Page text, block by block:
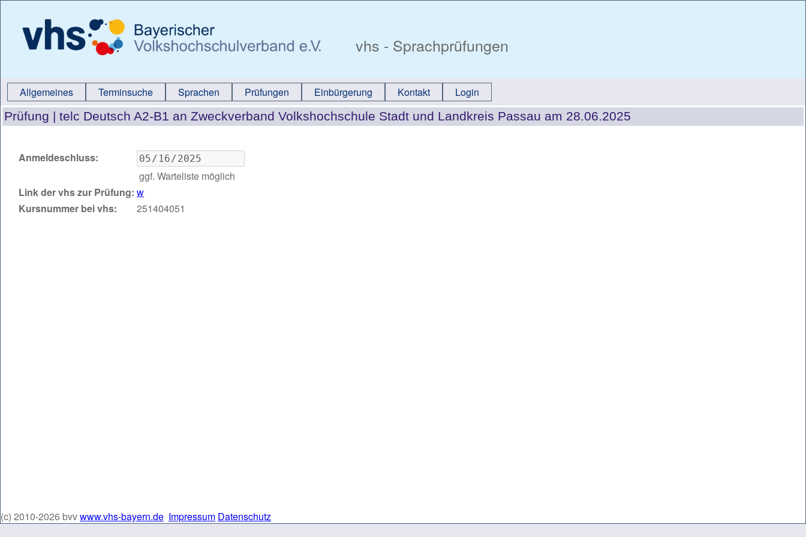
vhs - Sprachprüfungen
Allgemeines Terminsuche Sprachen Prüfungen Einbürgerung Kontakt Login
Prüfung | telc Deutsch A2-B1 an Zweckverband Volkshochschule Stadt und Landkreis Passau am 28.06.2025
Anmeldeschluss:
ggf. Warteliste möglich
Link der vhs zur Prüfung: w
Kursnummer bei vhs:
251404051
(c) 2010-2026 bvvwww.vhs-bayern.de Impressum Datenschutz